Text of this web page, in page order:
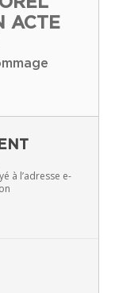
ACTE
à l’adresse e-